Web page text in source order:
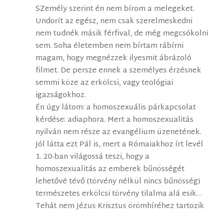
SZemély szerint én nem bírom a melegeket.
Undorít az egész, nem csak szerelmeskedni
nem tudnék másik férfival, de még megcsókolni
sem. Soha életemben nem bírtam rábírni
magam, hogy megnézzek ilyesmit ábrázoló
filmet. De persze ennek a személyes érzésnek
semmi köze az erkölcsi, vagy teológiai
igazságokhoz.
Én úgy látom: a homoszexuális párkapcsolat
kérdése: adiaphora. Mert a homoszexualitás
nyilván nem része az evangélium üzenetének.
Jól látta ezt Pál is, mert a Rómaiakhoz írt levél
1. 20-ban világossá teszi, hogy a
homoszexualitás az emberek bűnösségét
lehetővé tévő (törvény nélkül nincs bűnösség)
természetes erkölcsi törvény tilalma alá esik…
Tehát nem Jézus Krisztus örömhíréhez tartozik